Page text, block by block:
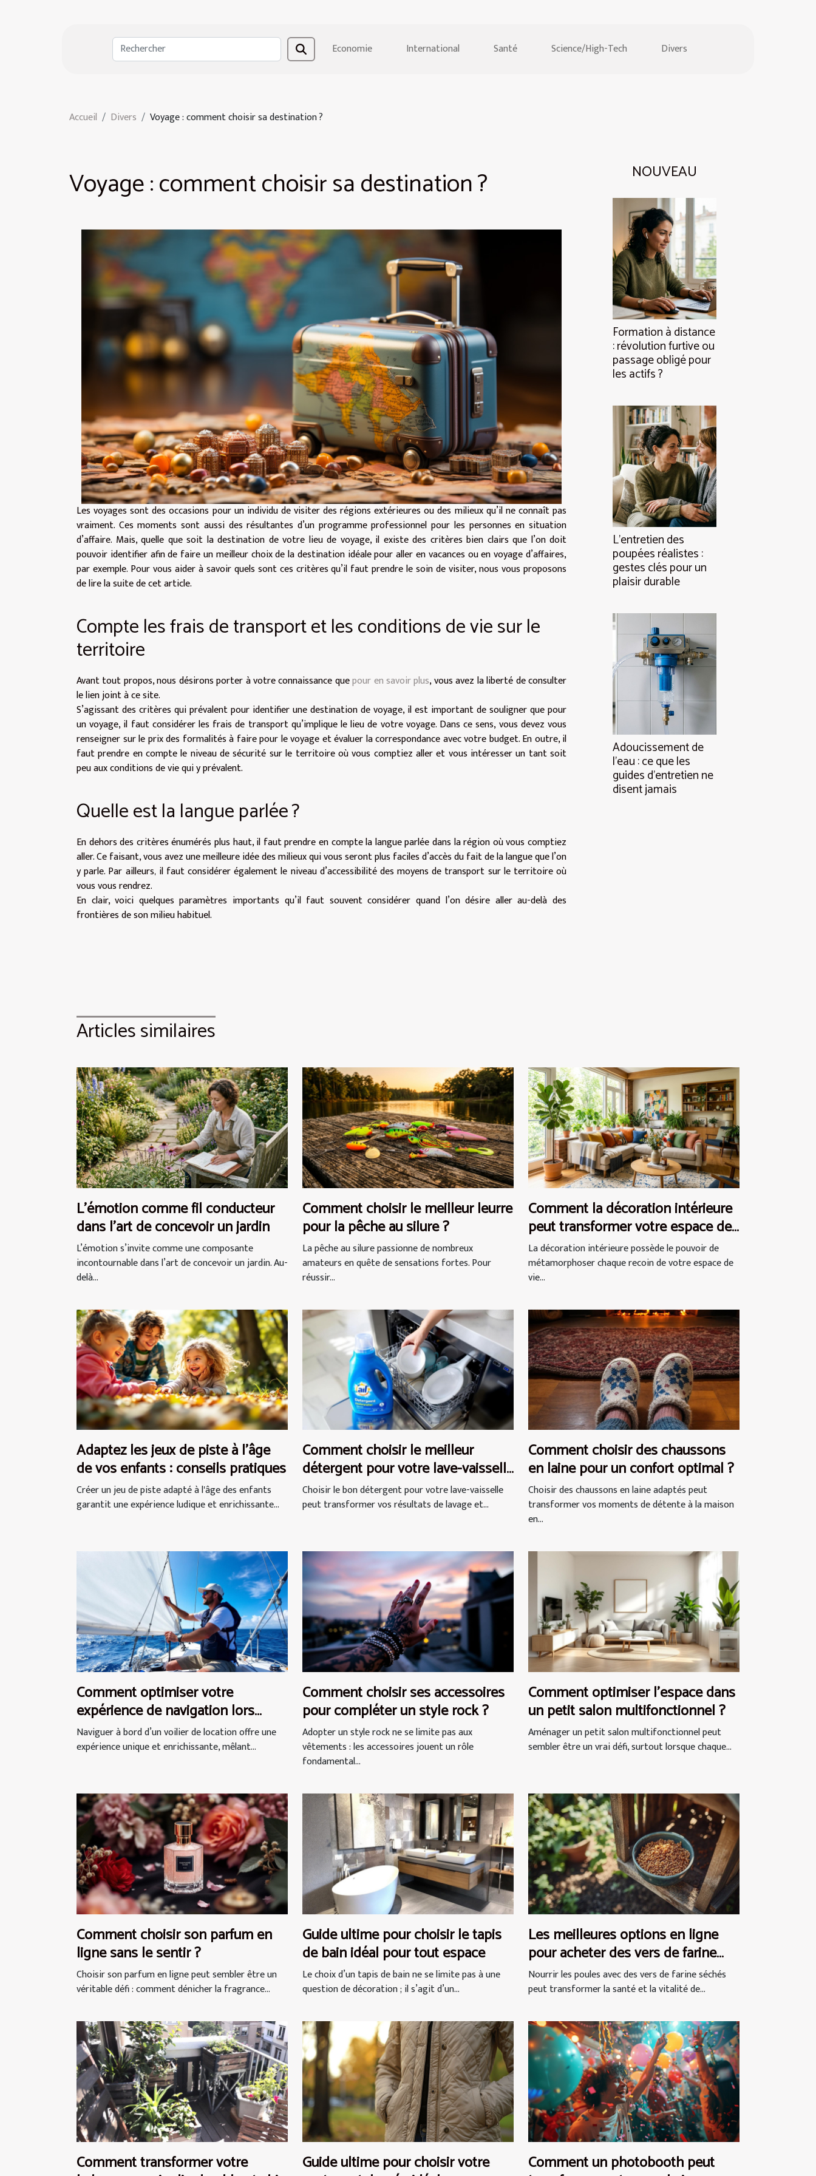
Economie International Santé Science/High-Tech Divers
Accueil Divers Voyage : comment choisir sa destination ?
Voyage : comment choisir sa destination ?
Les voyages sont des occasions pour un individu de visiter des régions extérieures ou des milieux qu’il ne connaît pas
vraiment. Ces moments sont aussi des résultantes d’un programme professionnel pour les personnes en situation
d’affaire. Mais, quelle que soit la destination de votre lieu de voyage, il existe des critères bien clairs que l’on doit
pouvoir identifier afin de faire un meilleur choix de la destination idéale pour aller en vacances ou en voyage d’affaires,
par exemple. Pour vous aider à savoir quels sont ces critères qu’il faut prendre le soin de visiter, nous vous proposons
de lire la suite de cet article.
Compte les frais de transport et les conditions de vie sur le
territoire
Avant tout propos, nous désirons porter à votre connaissance quepour en savoir plus, vous avez la liberté de consulter
le lien joint à ce site.
S’agissant des critères qui prévalent pour identifier une destination de voyage, il est important de souligner que pour
un voyage, il faut considérer les frais de transport qu’implique le lieu de votre voyage. Dans ce sens, vous devez vous
renseigner sur le prix des formalités à faire pour le voyage et évaluer la correspondance avec votre budget. En outre, il
faut prendre en compte le niveau de sécurité sur le territoire où vous comptiez aller et vous intéresser un tant soit
peu aux conditions de vie qui y prévalent.
Quelle est la langue parlée ?
En dehors des critères énumérés plus haut, il faut prendre en compte la langue parlée dans la région où vous comptiez
aller. Ce faisant, vous avez une meilleure idée des milieux qui vous seront plus faciles d’accès du fait de la langue que l’on
y parle. Par ailleurs, il faut considérer également le niveau d’accessibilité des moyens de transport sur le territoire où
vous vous rendrez.
En clair, voici quelques paramètres importants qu’il faut souvent considérer quand l’on désire aller au-delà des
frontières de son milieu habituel.
NOUVEAU
Formation à distance
: révolution furtive ou
passage obligé pour
les actifs ?
L’entretien des
poupées réalistes :
gestes clés pour un
plaisir durable
Adoucissement de
l’eau : ce que les
guides d’entretien ne
disent jamais
Articles similaires
L’émotion comme fil conducteur
dans l’art de concevoir un jardin
L’émotion s’invite comme une composante
incontournable dans l’art de concevoir un jardin. Au-
delà...
Comment choisir le meilleur leurre
pour la pêche au silure ?
La pêche au silure passionne de nombreux
amateurs en quête de sensations fortes. Pour
réussir...
Comment la décoration intérieure
peut transformer votre espace de
vie ?
La décoration intérieure possède le pouvoir de
métamorphoser chaque recoin de votre espace de
vie...
Adaptez les jeux de piste à l'âge
de vos enfants : conseils pratiques
Créer un jeu de piste adapté à l'âge des enfants
garantit une expérience ludique et enrichissante...
Comment choisir le meilleur
détergent pour votre lave-vaisselle
?
Choisir le bon détergent pour votre lave-vaisselle
peut transformer vos résultats de lavage et...
Comment choisir des chaussons
en laine pour un confort optimal ?
Choisir des chaussons en laine adaptés peut
transformer vos moments de détente à la maison
en...
Comment optimiser votre
expérience de navigation lors
d'une location de voilier ?
Naviguer à bord d’un voilier de location offre une
expérience unique et enrichissante, mêlant...
Comment choisir ses accessoires
pour compléter un style rock ?
Adopter un style rock ne se limite pas aux
vêtements : les accessoires jouent un rôle
fondamental...
Comment optimiser l'espace dans
un petit salon multifonctionnel ?
Aménager un petit salon multifonctionnel peut
sembler être un vrai défi, surtout lorsque chaque...
Comment choisir son parfum en
ligne sans le sentir ?
Choisir son parfum en ligne peut sembler être un
véritable défi : comment dénicher la fragrance...
Guide ultime pour choisir le tapis
de bain idéal pour tout espace
Le choix d’un tapis de bain ne se limite pas à une
question de décoration ; il s’agit d’un...
Les meilleures options en ligne
pour acheter des vers de farine
séchés pour les poules
Nourrir les poules avec des vers de farine séchés
peut transformer la santé et la vitalité de...
Comment transformer votre Guide ultime pour choisir votre Comment un photobooth peut